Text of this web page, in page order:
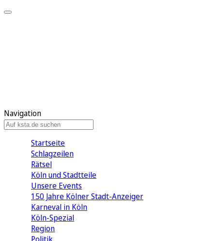
Navigation
Startseite
Schlagzeilen
Rätsel
Köln und Stadtteile
Unsere Events
150 Jahre Kölner Stadt-Anzeiger
Karneval in Köln
Köln-Spezial
Region